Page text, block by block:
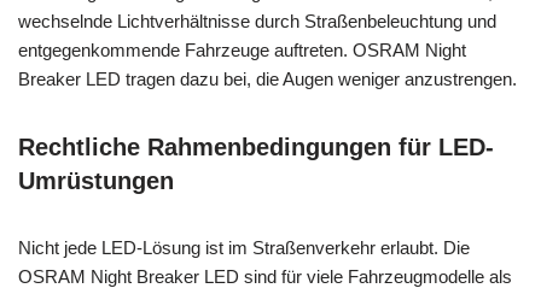
wechselnde Lichtverhältnisse durch Straßenbeleuchtung und
entgegenkommende Fahrzeuge auftreten. OSRAM Night
Breaker LED tragen dazu bei, die Augen weniger anzustrengen.
Rechtliche Rahmenbedingungen für LED-
Umrüstungen
Nicht jede LED-Lösung ist im Straßenverkehr erlaubt. Die
OSRAM Night Breaker LED sind für viele Fahrzeugmodelle als